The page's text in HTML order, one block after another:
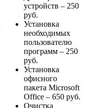
устройств – 250
руб.
Установка
необходимых
пользователю
программ – 250
руб.
Установка
офисного
пакета Microsoft
Office – 650 руб.
Очистка